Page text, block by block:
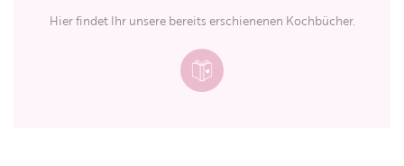
Hier findet Ihr unsere bereits erschienenen Kochbücher.